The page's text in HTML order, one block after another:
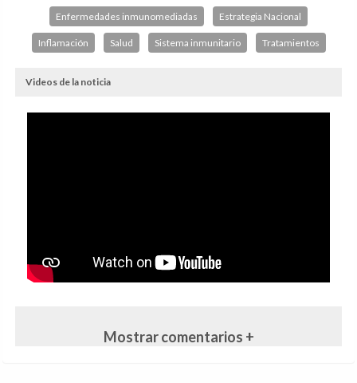
Enfermedades inmunomediadas Estrategia Nacional
Inflamación Salud Sistema inmunitario Tratamientos
Videos de la noticia
Mostrar comentarios +